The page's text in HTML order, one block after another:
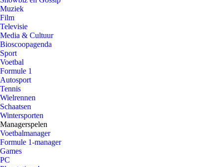
Muziek
Film
Televisie
Media & Cultuur
Bioscoopagenda
Sport
Voetbal
Formule 1
Autosport
Tennis
Wielrennen
Schaatsen
Wintersporten
Managerspelen
Voetbalmanager
Formule 1-manager
Games
PC